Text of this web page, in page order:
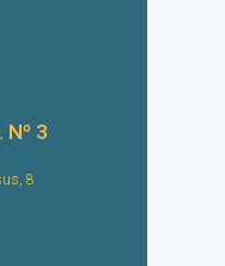
Nº 3
8